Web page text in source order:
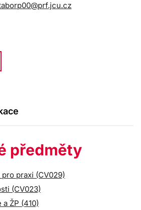
předměty
praxi (CV029)
(CV023)
ŽP (410)